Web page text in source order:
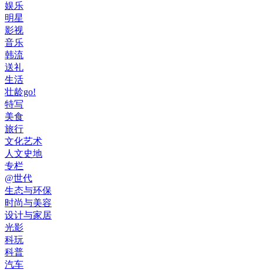
娱乐
明星
影视
音乐
韩流
送礼
生活
壮龄go!
特写
美食
旅行
文化艺术
人文史地
专栏
@世代
生态与环保
时尚与美容
设计与家居
光影
科玩
科普
汽车